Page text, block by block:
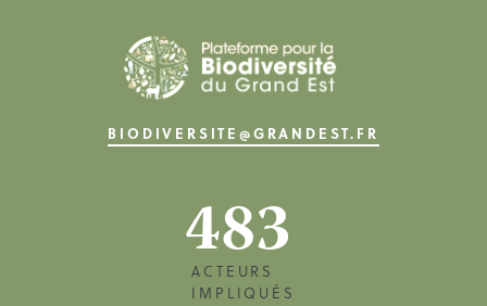
BIODIVERSITE@GRANDEST.FR
483
ACTEURS
IMPLIQUÉS